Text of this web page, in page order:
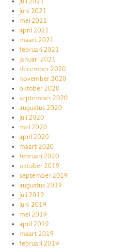
juni 2021
mei 2021
april 2021
maart 2021
februari 2021
januari 2021
december 2020
november 2020
oktober 2020
september 2020
augustus 2020
juli 2020
mei 2020
april 2020
maart 2020
februari 2020
oktober 2019
september 2019
augustus 2019
juli 2019
juni 2019
mei 2019
april 2019
maart 2019
februari 2019